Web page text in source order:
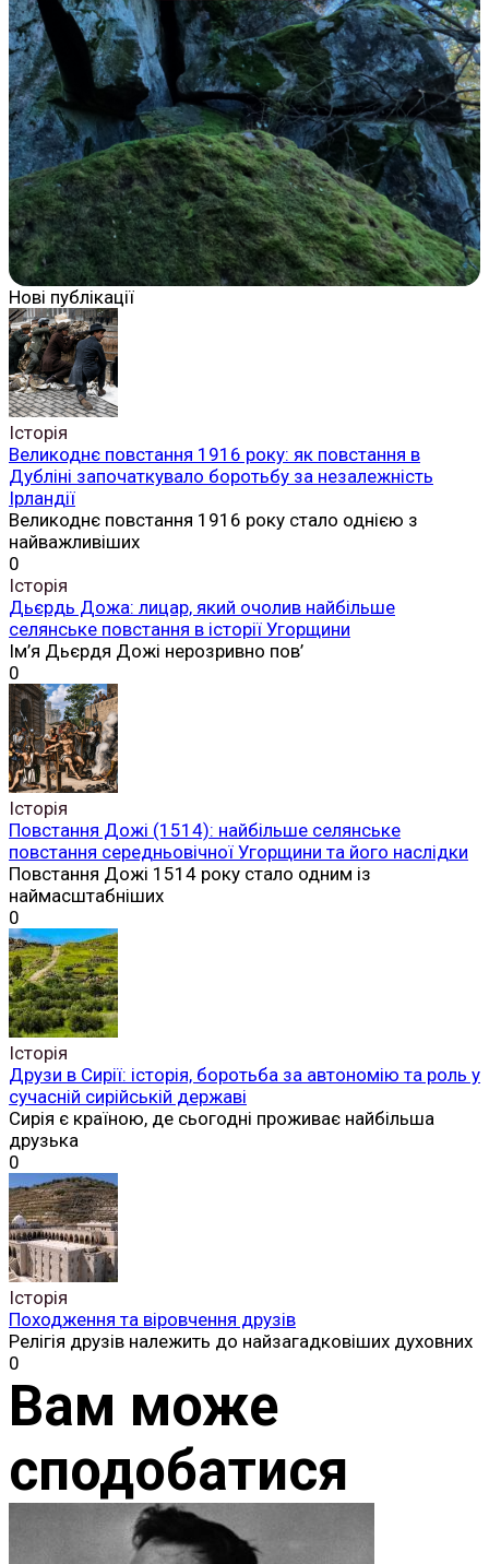
Нові публікації
Історія
Великоднє повстання 1916 року: як повстання в
Дубліні започаткувало боротьбу за незалежність
Ірландії
Великоднє повстання 1916 року стало однією з
найважливіших
0
Історія
Дьєрдь Дожа: лицар, який очолив найбільше
селянське повстання в історії Угорщини
Ім’я Дьєрдя Дожі нерозривно пов’
0
Історія
Повстання Дожі (1514): найбільше селянське
повстання середньовічної Угорщини та його наслідки
Повстання Дожі 1514 року стало одним із
наймасштабніших
0
Історія
Друзи в Сирії: історія, боротьба за автономію та роль у
сучасній сирійській державі
Сирія є країною, де сьогодні проживає найбільша
друзька
0
Історія
Походження та віровчення друзів
Релігія друзів належить до найзагадковіших духовних
0
Вам може
сподобатися